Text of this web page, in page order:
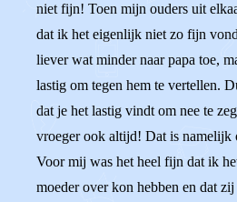
niet fijn! Toen mijn ouders uit
dat ik het eigenlijk niet zo fijn
liever wat minder naar papa toe,
lastig om tegen hem te vertellen.
dat je het lastig vindt om nee te
vroeger ook altijd! Dat is namelijk
Voor mij was het heel fijn dat ik
moeder over kon hebben en dat